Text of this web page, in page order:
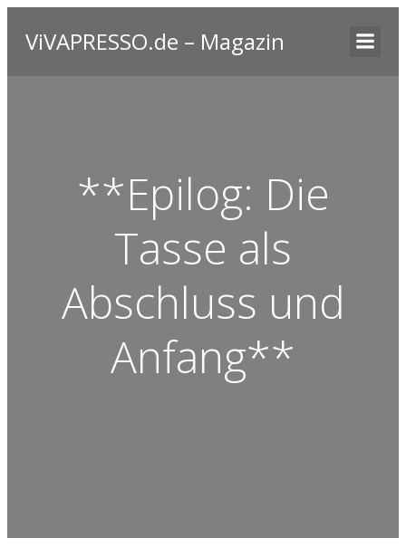
ViVAPRESSO.de – Magazin
**Epilog: Die
Tasse als
Abschluss und
Anfang**